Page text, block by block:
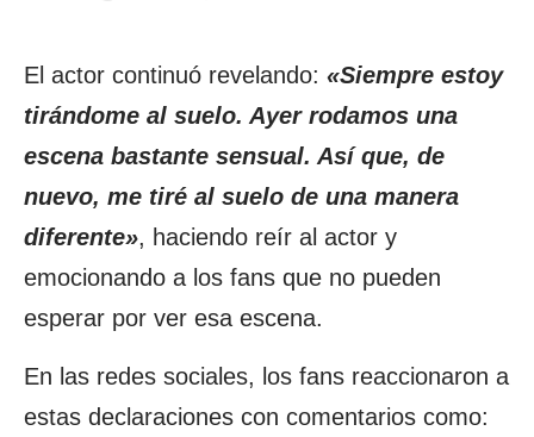
El actor continuó revelando: «Siempre estoy
tirándome al suelo. Ayer rodamos una
escena bastante sensual. Así que, de
nuevo, me tiré al suelo de una manera
diferente», haciendo reír al actor y
emocionando a los fans que no pueden
esperar por ver esa escena.
En las redes sociales, los fans reaccionaron a
estas declaraciones con comentarios como: